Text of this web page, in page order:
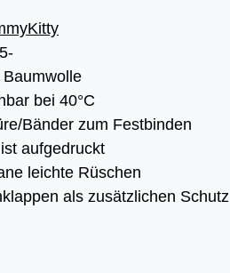
Baumwolle
bei 40°C
Bänder zum Festbinden
aufgedruckt
leichte Rüschen
als zusätzlichen Schutz